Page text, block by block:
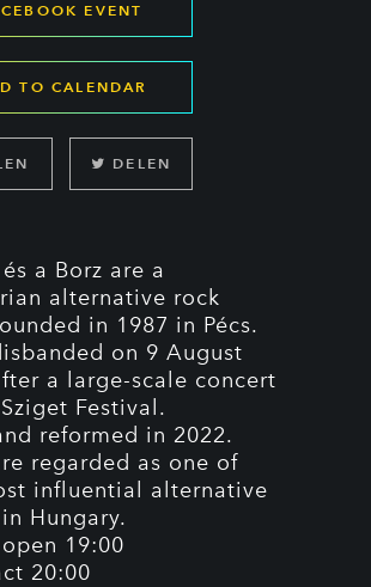
EVENT
TO CALENDAR
DELEN
a Borz are a
alternative rock
in 1987 in Pécs.
on 9 August
a large-scale concert
Festival.
reformed in 2022.
regarded as one of
influential alternative
Hungary.
19:00
20:00